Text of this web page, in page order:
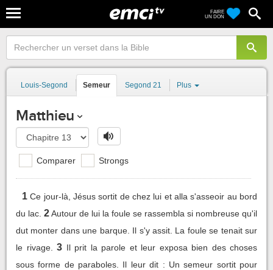
FAIRE
UN DON
Louis-Segond Semeur Segond 21 Plus
Matthieu
Comparer Strongs
1 Ce jour-là, Jésus sortit de chez lui et alla s'asseoir au bord
du lac. 2Autour de lui la foule se rassembla si nombreuse qu'il
dut monter dans une barque. Il s'y assit. La foule se tenait sur
le rivage.
3 Il prit la parole et leur exposa bien des choses
sous forme de paraboles. Il leur dit : Un semeur sortit pour